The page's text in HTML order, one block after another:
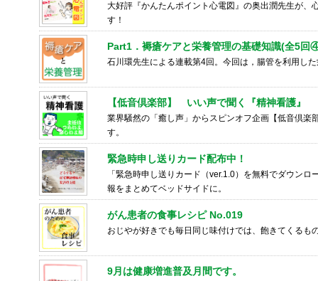
大好評『かんたんポイント心電図』の奥出潤先生が、
す！
Part1．褥瘡ケアと栄養管理の基礎知識(全5回
石川環先生による連載第4回。今回は，腸管を利用し
【低音倶楽部】 いい声で聞く『精神看護』
業界騒然の「癒し声」からスピンオフ企画【低音倶楽
す。
緊急時申し送りカード配布中！
「緊急時申し送りカード（ver.1.0）を無料でダウン
報をまとめてベッドサイドに。
がん患者の食事レシピ No.019
おじやが好きでも毎日同じ味付けでは、飽きてくるも
9月は健康増進普及月間です。